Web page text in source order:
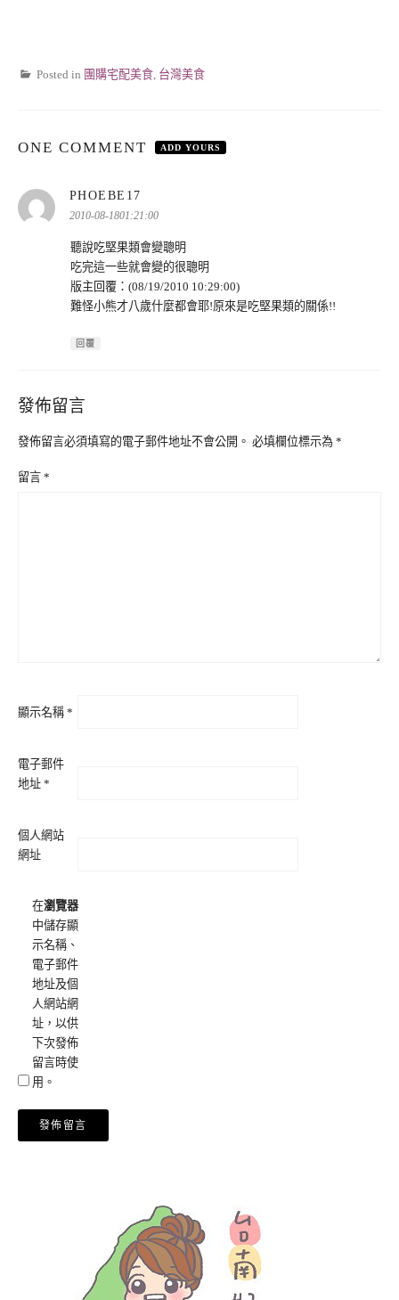
Posted in 團購宅配美食 台灣美食
ONE COMMENT ADD YOURS
PHOEBE17
示:
2010-08-1801:21:00
聽說吃堅果類會變聰明
吃完這一些就會變的很聰明
版主回覆：(08/19/2010 10:29:00)
難怪小熊才八歲什麼都會耶!原來是吃堅果類的關係!!
回覆
發佈留言
發佈留言必須填寫的電子郵件地址不會公開。 必填欄位標示為 *
留言 *
顯示名稱 *
電子郵件
地址 *
個人網站
網址
在瀏覽器
中儲存顯
示名稱、
電子郵件
地址及個
人網站網
址，以供
下次發佈
留言時使
用。